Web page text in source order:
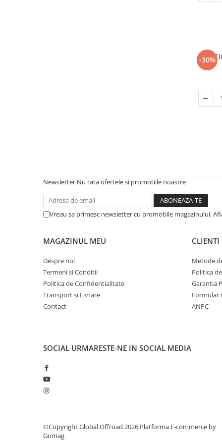
-30%
Newsletter Nu rata ofertele si promotiile noastre
Vreau sa primesc newsletter cu promotiile magazinului.
MAGAZINUL MEU
Despre noi
Termeni si Conditii
Politica de Confidentialitate
Transport si Livrare
Contact
CLIENTI
Metode
Politica
Garantia
Formular
ANPC
SOCIAL URMARESTE-NE IN SOCIAL MEDIA
©Copyright Global Offroad 2026 Platforma E-commerce by
Gomag